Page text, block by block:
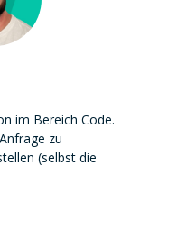
im Bereich Code.
zu
(selbst die